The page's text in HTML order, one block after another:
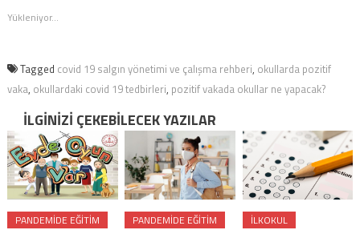
Yükleniyor...
Tagged covid 19 salgın yönetimi ve çalışma rehberi, okullarda pozitif
vaka, okullardaki covid 19 tedbirleri, pozitif vakada okullar ne yapacak?
İLGINIZI ÇEKEBILECEK YAZILAR
PANDEMIDE EĞITIM PANDEMIDE EĞITIM ILKOKUL